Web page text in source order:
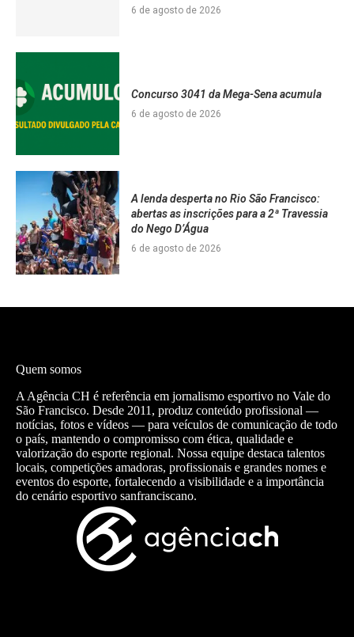
6 de agosto de 2026
Concurso 3041 da Mega-Sena acumula
6 de agosto de 2026
A lenda desperta no Rio São Francisco:
abertas as inscrições para a 2ª Travessia
do Nego D’Água
6 de agosto de 2026
Quem somos
A Agência CH é referência em jornalismo esportivo no Vale do
São Francisco. Desde 2011, produz conteúdo profissional —
notícias, fotos e vídeos — para veículos de comunicação de todo
o país, mantendo o compromisso com ética, qualidade e
valorização do esporte regional. Nossa equipe destaca talentos
locais, competições amadoras, profissionais e grandes nomes e
eventos do esporte, fortalecendo a visibilidade e a importância
do cenário esportivo sanfranciscano.